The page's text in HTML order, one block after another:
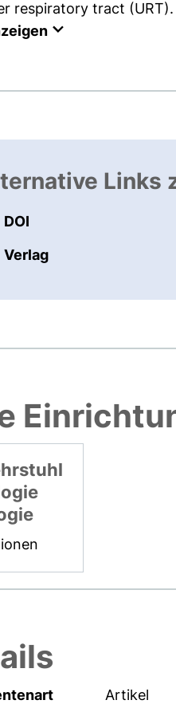
respiratory tract
Links
DOI
Verlagexterner Link,
Artikel